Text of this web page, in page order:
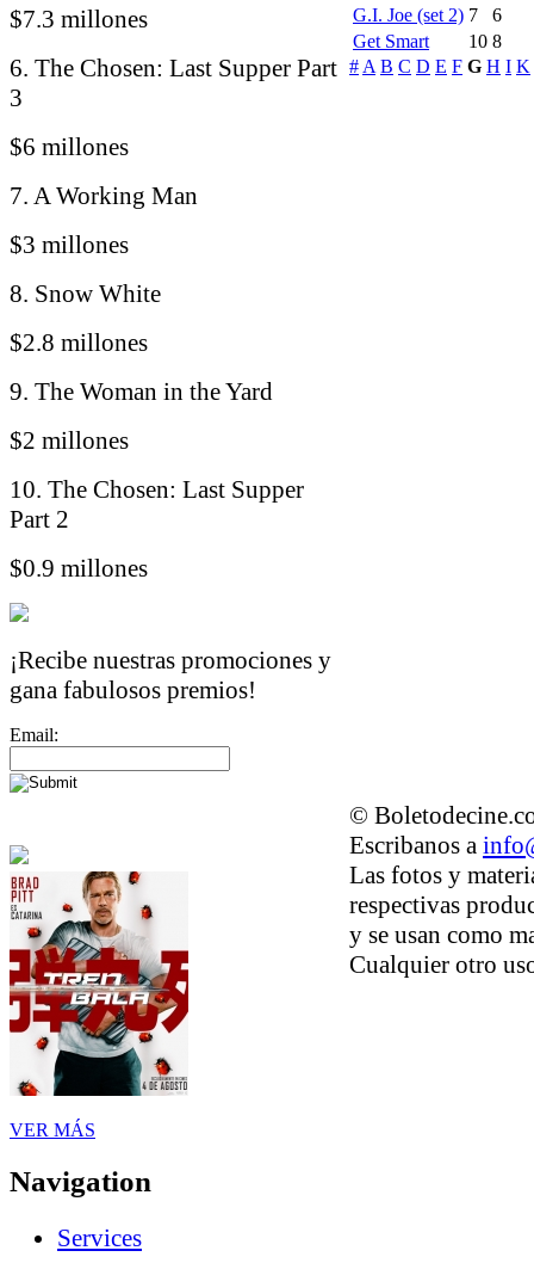
$7.3 millones
6. The Chosen: Last Supper Part
3
$6 millones
7. A Working Man
$3 millones
8. Snow White
$2.8 millones
9. The Woman in the Yard
$2 millones
10. The Chosen: Last Supper
Part 2
$0.9 millones
¡Recibe nuestras promociones y
gana fabulosos premios!
Email:
VER MÁS
Navigation
Services
G.I. Joe (set 2) 7
6
Get Smart
10 8
# A B C D E F G H I K
©
Escribanos a
Las fotos y
respectivas
y se usan como
Cualquier otro